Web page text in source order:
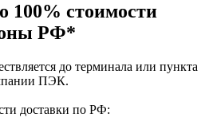
100% стоимости
РФ*
до терминала или пункта
ПЭК.
доставки по РФ: